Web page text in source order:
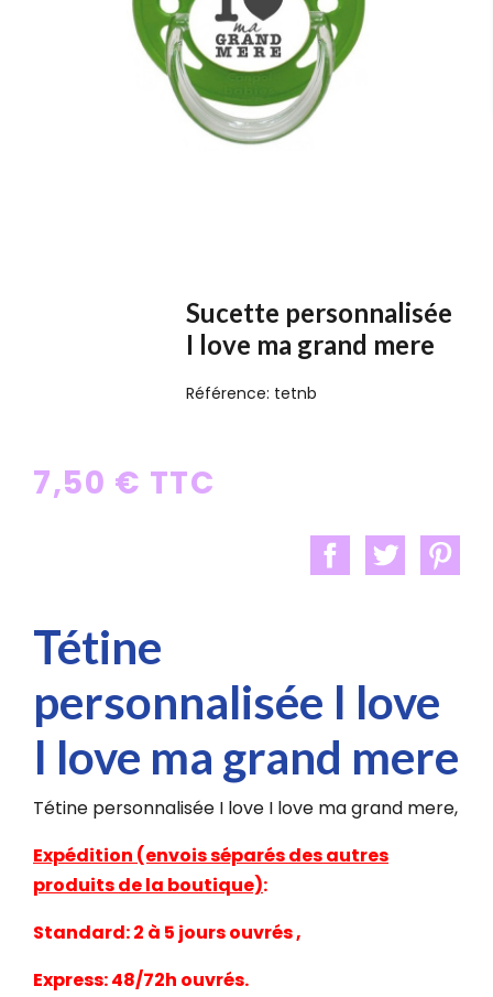
Sucette personnalisée
I love ma grand mere
Référence: tetnb
7,50 € TTC
Tétine
personnalisée I love
I love ma grand mere
Tétine personnalisée I love I love ma grand mere,
Expédition (envois séparés des autres
produits de la boutique):
Standard: 2 à 5 jours ouvrés ,
Express: 48/72h ouvrés.